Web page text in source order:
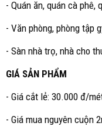
- Quán ăn, quán cà phê,
- Văn phòng, phòng tập
- Sàn nhà trọ, nhà cho
GIÁ SẢN PHẨM
- Giá cắt lẻ: 30.000 đ/
- Giá mua nguyên cuộn